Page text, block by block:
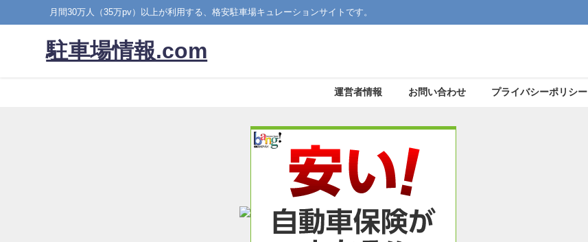
月間30万人（35万pv）以上が利用する、格安駐車場キュレーションサイトです。
駐車場情報.com
運営者情報 お問い合わせ プライバシーポリシー